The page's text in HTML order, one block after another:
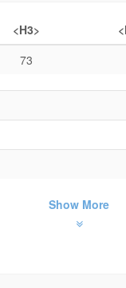
<H3>
73
Show More